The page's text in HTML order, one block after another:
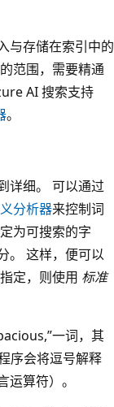
与存储在索引中的
范围，需要精通
AI 搜索支持
。
详细。 可以通过
分析器来控制词
为可搜索的字
。 这样，便可以
定，则使用 标准
一词，其
序会将逗号解释
算符）。